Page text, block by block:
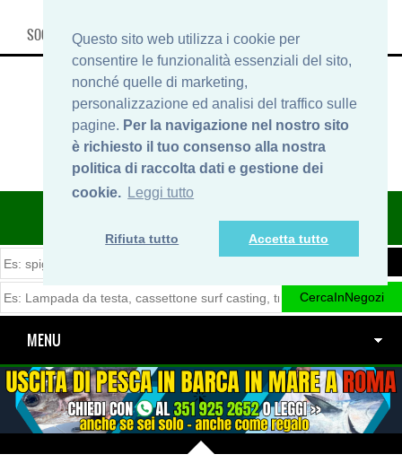
Questo sito web utilizza i cookie per
consentire le funzionalità essenziali del sito,
nonché quelle di marketing,
personalizzazione ed analisi del traffico sulle
pagine. Per la navigazione nel nostro sito
è richiesto il tuo consenso alla nostra
politica di raccolta dati e gestione dei
cookie. Leggi tutto
Rifiuta tutto Accetta tutto
SOCIAL, INFO & SHOP
ITINERARIDIPESCA.IT
MENU